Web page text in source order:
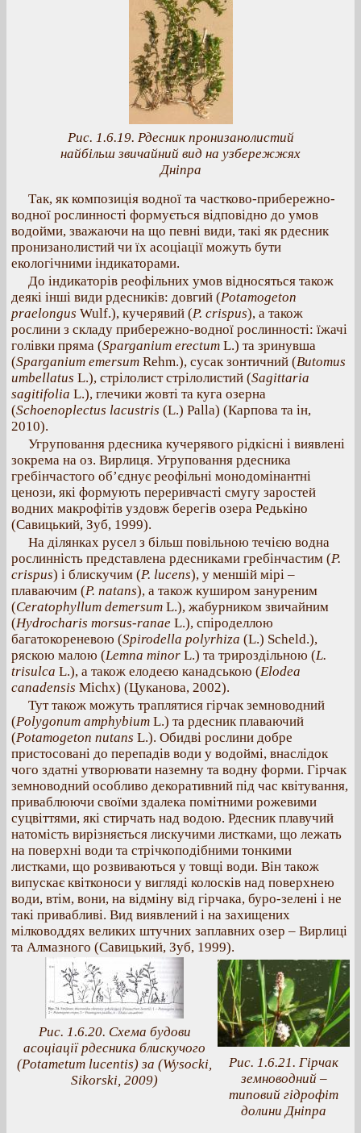
Рис. 1.6.19. Рдесник пронизанолистий
найбільш звичайний вид на узбережжях
Дніпра
Так, як композиція водної та частково-прибережно-
водної рослинності формується відповідно до умов
водойми, зважаючи на що певні види, такі як рдесник
пронизанолистий чи їх асоціації можуть бути
екологічними індикаторами.
До індикаторів реофільних умов відносяться також
деякі інші види рдесників: довгий (Potamogeton
praelongus Wulf.), кучерявий (Р. crispus), а також
рослини з складу прибережно-водної рослинності: їжачі
голівки пряма (Sparganium erectum L.) та зринувша
(Sparganium emersum Rehm.), сусак зонтичний (Butomus
umbellatus L.), стрілолист стрілолистий (Sagittaria
sagitifolia L.), глечики жовті та куга озерна
(Schoenoplectus lacustris (L.) Palla) (Карпова та ін,
2010).
Угруповання рдесника кучерявого рідкісні і виявлені
зокрема на оз. Вирлиця. Угруповання рдесника
гребінчастого об’єднує реофільні монодомінантні
ценози, які формують переривчасті смугу заростей
водних макрофітів уздовж берегів озера Редькіно
(Савицький, Зуб, 1999).
На ділянках русел з більш повільною течією водна
рослинність представлена рдесниками гребінчастим (P.
crispus) і блискучим (P. lucens), у меншій мірі –
плаваючим (P. natans), а також куширом зануреним
(Ceratophyllum demersum L.), жабурником звичайним
(Hydrocharis morsus-ranae L.), спіроделлою
багатокореневою (Spirodella polyrhiza (L.) Scheld.),
ряскою малою (Lemna minor L.) та трироздільною (L.
trisulca L.), а також елодеєю канадською (Elodea
canadensis Michx) (Цуканова, 2002).
Тут також можуть траплятися гірчак земноводний
(Polygonum amphybium L.) та рдесник плаваючий
(Potamogeton nutans L.). Обидві рослини добре
пристосовані до перепадів води у водоймі, внаслідок
чого здатні утворювати наземну та водну форми. Гірчак
земноводний особливо декоративний під час квітування,
приваблюючи своїми здалека помітними рожевими
суцвіттями, які стирчать над водою. Рдесник плавучий
натомість вирізняється лискучими листками, що лежать
на поверхні води та стрічкоподібними тонкими
листками, що розвиваються у товщі води. Він також
випускає квітконоси у вигляді колосків над поверхнею
води, втім, вони, на відміну від гірчака, буро-зелені і не
такі привабливі. Вид виявлений і на захищених
мілководдях великих штучних заплавних озер – Вирлиці
та Алмазного (Савицький, Зуб, 1999).
Рис. 1.6.20. Схема будови
асоціації рдесника блискучого
(Potametum lucentis) за (Wysocki,
Sikorski, 2009)
Рис. 1.6.21. Гірчак
земноводний –
типовий гідрофіт
долини Дніпра